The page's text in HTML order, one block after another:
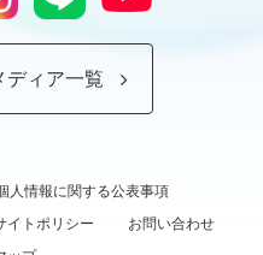
ディア一覧
人情報に関する公表事項
イトポリシー
お問い合わせ